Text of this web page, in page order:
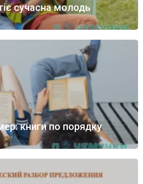
сучасна молодь
книги по порядку